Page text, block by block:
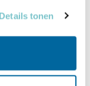
Details tonen
ecologie,
de